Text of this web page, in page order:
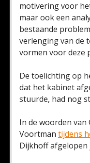
motivering voor
maar ook een
bestaande
verlenging van de
vormen voor deze
De toelichting op
dat het kabinet
stuurde, had nog
In de woorden van
Voortman tijdens
Dijkhoff afgelopen